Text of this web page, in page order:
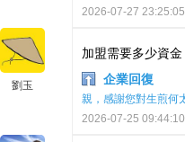
2026-07-27 23:25:05
劉玉
加盟需要多少資金
企業回復
親，感謝您對生煎何
2026-07-25 09:44:10